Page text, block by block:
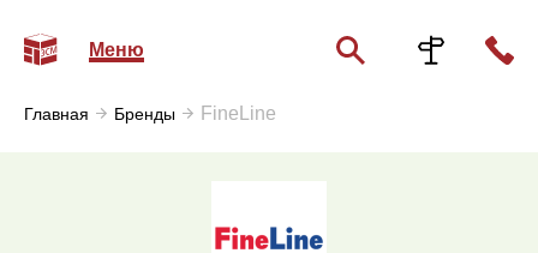
Меню
Главная Бренды FineLine